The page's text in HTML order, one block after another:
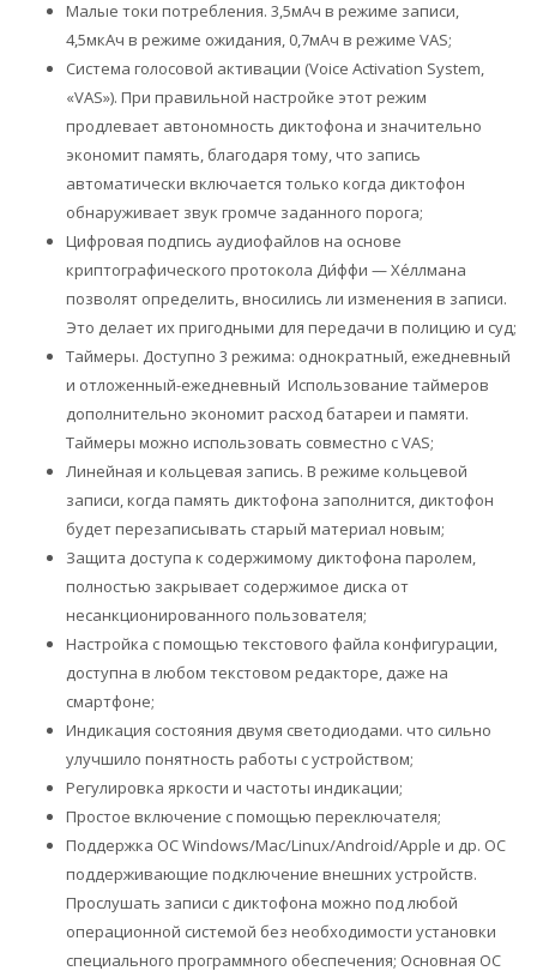
Малые токи потребления. 3,5мАч в режиме записи,
4,5мкАч в режиме ожидания, 0,7мАч в режиме VAS;
Система голосовой активации (Voice Activation System,
«VAS»). При правильной настройке этот режим
продлевает автономность диктофона и значительно
экономит память, благодаря тому, что запись
автоматически включается только когда диктофон
обнаруживает звук громче заданного порога;
Цифровая подпись аудиофайлов на основе
криптографического протокола Ди́ффи — Хе́ллмана
позволят определить, вносились ли изменения в записи.
Это делает их пригодными для передачи в полицию и суд;
Таймеры. Доступно 3 режима: однократный, ежедневный
и отложенный-ежедневный Использование таймеров
дополнительно экономит расход батареи и памяти.
Таймеры можно использовать совместно с VAS;
Линейная и кольцевая запись. В режиме кольцевой
записи, когда память диктофона заполнится, диктофон
будет перезаписывать старый материал новым;
Защита доступа к содержимому диктофона паролем,
полностью закрывает содержимое диска от
несанкционированного пользователя;
Настройка с помощью текстового файла конфигурации,
доступна в любом текстовом редакторе, даже на
смартфоне;
Индикация состояния двумя светодиодами. что сильно
улучшило понятность работы с устройством;
Регулировка яркости и частоты индикации;
Простое включение с помощью переключателя;
Поддержка ОС Windows/Mac/Linux/Android/Apple и др. ОС
поддерживающие подключение внешних устройств.
Прослушать записи с диктофона можно под любой
операционной системой без необходимости установки
специального программного обеспечения; Основная ОС